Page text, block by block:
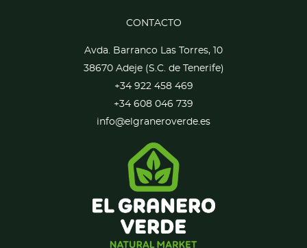
CONTACTO
Avda. Barranco Las Torres, 10
38670 Adeje (S.C. de Tenerife)
+34 922 458 469
+34 608 046 739
info@elgraneroverde.es